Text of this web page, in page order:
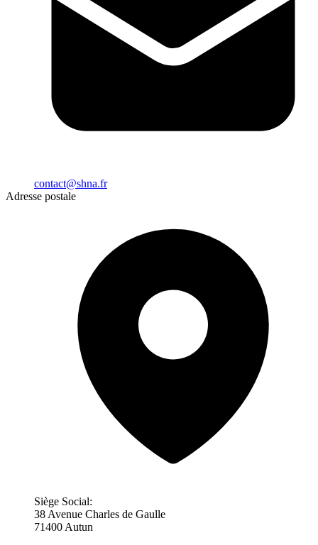
contact@shna.fr
Adresse postale
Siège Social:
38 Avenue Charles de Gaulle
71400 Autun